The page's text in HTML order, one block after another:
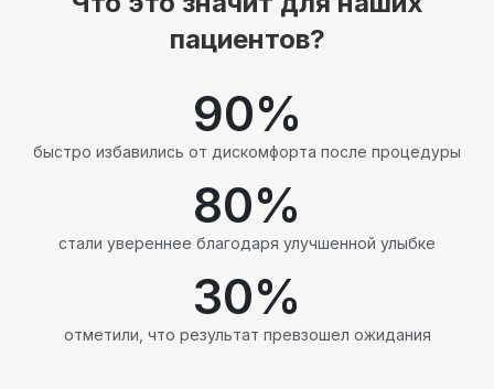
пациентов?
быстро избавились от дискомфорта после процедуры
90%
стали увереннее благодаря улучшенной улыбке
80%
отметили, что результат превзошел ожидания
30%